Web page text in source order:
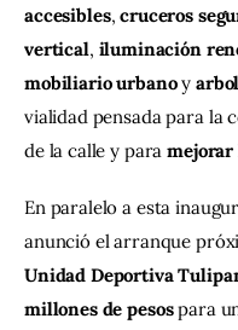
accesibles, cruceros
vertical, iluminación
mobiliario urbano y
vialidad pensada para la
de la calle y para mejorar
En paralelo a esta
anunció el arranque
Unidad Deportiva
millones de pesos para